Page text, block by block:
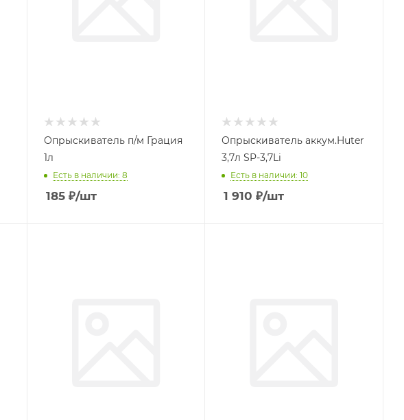
Опрыскиватель п/м Грация
1л
Есть в наличии: 8
185₽/шт
Опрыскиватель аккум.Huter
3,7л SP-3,7Li
Есть в наличии: 10
1 910 ₽/шт